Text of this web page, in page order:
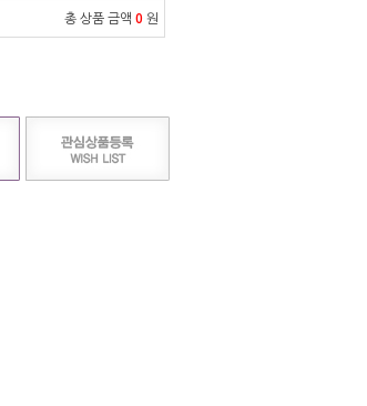
총 상품 금액 0 원